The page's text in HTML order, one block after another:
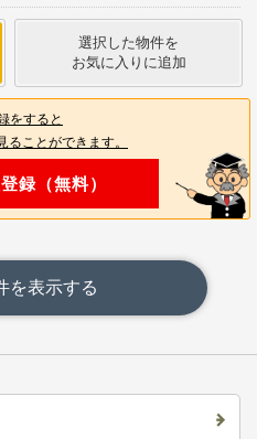
選択した物件を
お気に入りに追加
をすると
ることができます。
録（無料）
を表示する